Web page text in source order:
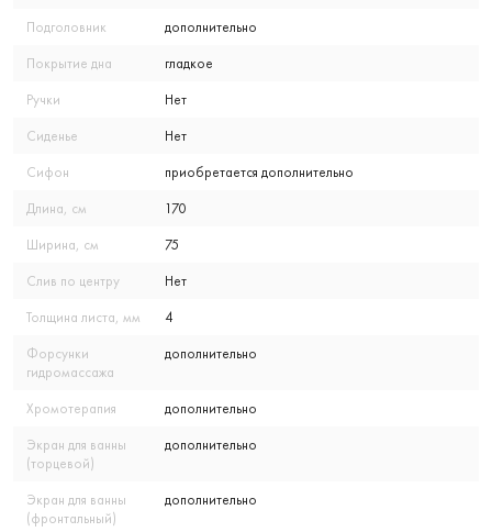
Подголовник дополнительно
Покрытие дна гладкое
Ручки Нет
Сиденье Нет
Сифон приобретается дополнительно
Длина, см 170
Ширина, см 75
Слив по центру Нет
Толщина листа, мм 4
Форсунки
гидромассажа
дополнительно
Хромотерапия дополнительно
Экран для ванны
(торцевой)
дополнительно
Экран для ванны
(фронтальный)
дополнительно